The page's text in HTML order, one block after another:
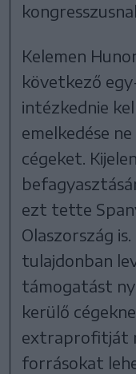
Kelemen
következő
intézkednie
emelkedése
cégeket.
ezt tette
Olaszország
tulajdonban
támogatást
kerülő
extraprofitját
forrásokat